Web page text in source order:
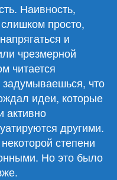
Наивность,
просто,
и
чрезмерной
читается
задумываешься, что
идеи, которые
активно
другими.
степени
Но это было